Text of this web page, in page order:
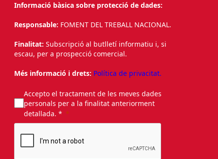
Informació bàsica sobre protecció de dades:
Responsable: FOMENT DEL TREBALL NACIONAL.
Finalitat: Subscripció al butlletí informatiu i, si
escau, per a prospecció comercial.
Més informació i drets: Política de privacitat.
Accepto el tractament de les meves dades
personals per a la finalitat anteriorment
detallada. *